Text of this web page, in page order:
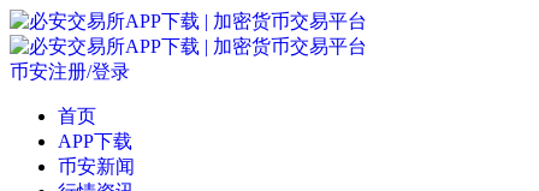
币安注册/登录
首页
APP下载
币安新闻